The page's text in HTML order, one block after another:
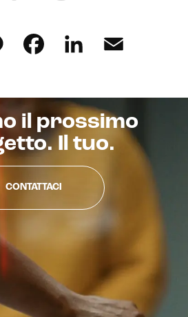
Messenger
Facebook
LinkedIn
il prossimo
Il tuo.
CONTATTACI